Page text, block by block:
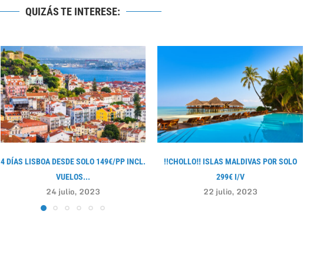
QUIZÁS TE INTERESE:
4 DÍAS LISBOA DESDE SOLO 149€/PP INCL.
VUELOS...
24 julio, 2023
!!CHOLLO‼ ISLAS MALDIVAS POR SOLO
299€ I/V
22 julio, 2023